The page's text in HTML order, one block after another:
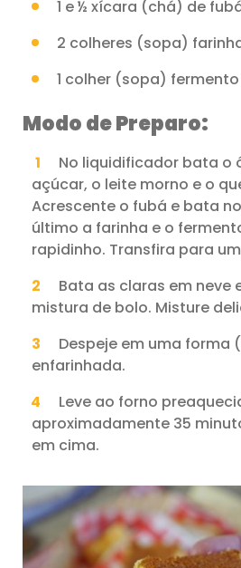
1 e ½ xícara (chá) de
2 colheres (sopa)
1 colher (sopa)
Modo de Preparo:
No liquidificador bata o
açúcar, o leite morno e o
Acrescente o fubá e bata
último a farinha e o
rapidinho. Transfira para
Bata as claras em neve
mistura de bolo. Misture
Despeje em uma forma (
enfarinhada.
Leve ao forno
aproximadamente 35
em cima.